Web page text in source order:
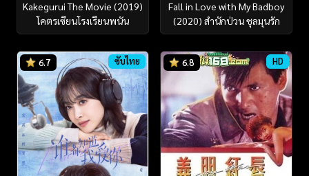
Kakegurui The Movie (2019)
โคตรเซียนโรงเรียนพนัน
Fall in Love with My Badboy
(2020) สำนักป่วน ชุลมุนรัก
6.7 ซับไทย 6.8 HD